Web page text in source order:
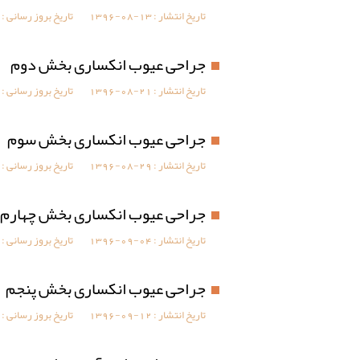
تاریخ انتشار :1396-08-13 تاریخ بروز رسانی :
جراحی عیوب انکساری بخش دوم
تاریخ انتشار : 1396-08-21 تاریخ بروز رسانی :
جراحی عیوب انکساری بخش سوم
تاریخ انتشار :1396-08-29 تاریخ بروز رسانی :
جراحی عیوب انکساری بخش چهارم
تاریخ انتشار :1396-09-04 تاریخ بروز رسانی :
جراحی عیوب انکساری بخش پنجم
تاریخ انتشار :1396-09-12 تاریخ بروز رسانی :